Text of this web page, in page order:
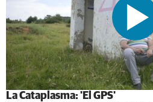
La Cataplasma: 'El GPS'